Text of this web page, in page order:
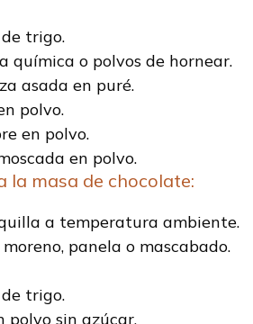
trigo.
química o polvos de hornear.
asada en puré.
polvo.
en polvo.
en polvo.
la masa de chocolate:
a temperatura ambiente.
panela o mascabado.
trigo.
polvo sin azúcar.